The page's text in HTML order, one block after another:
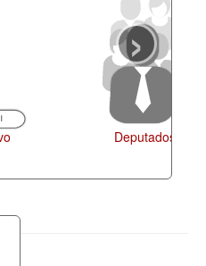
Deputados Estaduais
›